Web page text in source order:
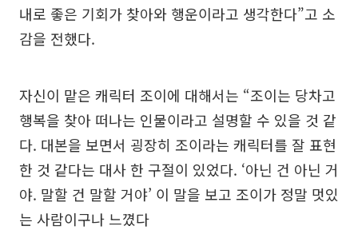
내로 좋은 기회가 찾아와 행운이라고 생각한다”고 소
감을 전했다.
자신이 맡은 캐릭터 조이에 대해서는 “조이는 당차고
행복을 찾아 떠나는 인물이라고 설명할 수 있을 것 같
다. 대본을 보면서 굉장히 조이라는 캐릭터를 잘 표현
한 것 같다는 대사 한 구절이 있었다. ‘아닌 건 아닌 거
야. 말할 건 말할 거야’ 이 말을 보고 조이가 정말 멋있
는 사람이구나 느꼈다